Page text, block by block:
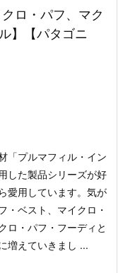
ロ・パフ、マク
】【パタゴニ
「プルマフィル・イン
した製品シリーズが好
愛用しています。気が
・ベスト、マイクロ・
ロ・パフ・フーディと
増えていきまし ...